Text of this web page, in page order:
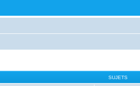
SUJETS